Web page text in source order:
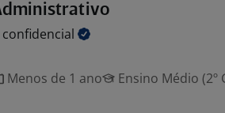
confidencial
Menos de 1 ano
Ensino Médio (2º